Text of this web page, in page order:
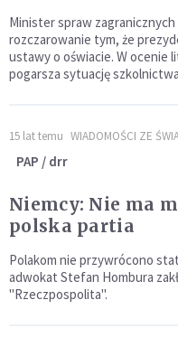
Minister spraw zagranicznych
rozczarowanie tym, że
ustawy o oświacie. W ocenie
pogarsza sytuację
15 lat temu WIADOMOŚCI ZE
PAP / drr
Niemcy: Nie ma
polska partia
Polakom nie przywrócono
adwokat Stefan Hombura
"Rzeczpospolita".